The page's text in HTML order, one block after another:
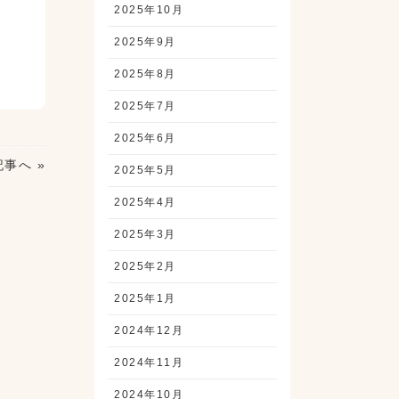
事へ »
2025年10月
2025年9月
2025年8月
2025年7月
2025年6月
2025年5月
2025年4月
2025年3月
2025年2月
2025年1月
2024年12月
2024年11月
2024年10月